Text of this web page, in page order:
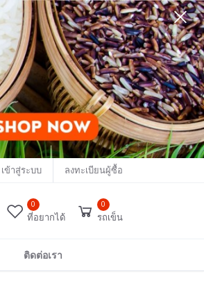
เข้าสู่ระบบ ลงทะเบียนผู้ซื้อ
0
ที่อยากได้
0
รถเข็น
ติดต่อเรา